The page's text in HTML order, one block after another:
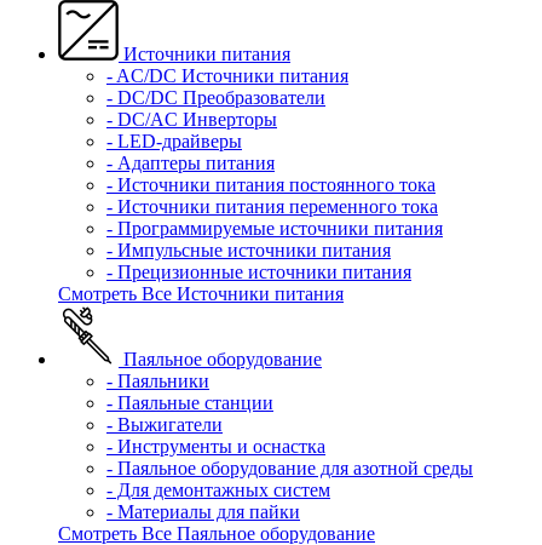
Источники питания
- AC/DC Источники питания
- DC/DC Преобразователи
- DC/AC Инверторы
- LED-драйверы
- Адаптеры питания
- Источники питания постоянного тока
- Источники питания переменного тока
- Программируемые источники питания
- Импульсные источники питания
- Прецизионные источники питания
Смотреть Все Источники питания
Паяльное оборудование
- Паяльники
- Паяльные станции
- Выжигатели
- Инструменты и оснастка
- Паяльное оборудование для азотной среды
- Для демонтажных систем
- Материалы для пайки
Смотреть Все Паяльное оборудование